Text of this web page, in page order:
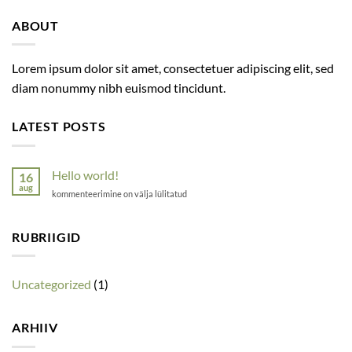
ABOUT
Lorem ipsum dolor sit amet, consectetuer adipiscing elit, sed
diam nonummy nibh euismod tincidunt.
LATEST POSTS
16
aug
Hello world!
Hello
kommenteerimine on välja lülitatud
RUBRIIGID
Uncategorized (1)
ARHIIV